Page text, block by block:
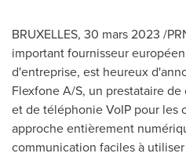
BRUXELLES, 30 mars 2023 /
important fournisseur
d'entreprise, est heureux
Flexfone A/S, un prestataire
et de téléphonie VoIP pour les
approche entièrement
communication faciles à